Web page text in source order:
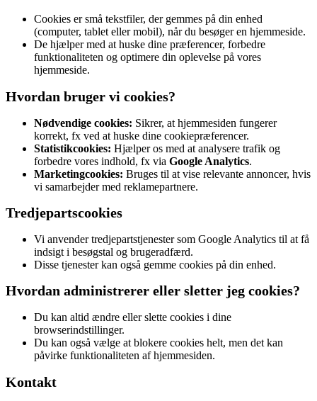
Cookies er små tekstfiler, der gemmes på din enhed
(computer, tablet eller mobil), når du besøger en hjemmeside.
De hjælper med at huske dine præferencer, forbedre
funktionaliteten og optimere din oplevelse på vores
hjemmeside.
Hvordan bruger vi cookies?
Nødvendige cookies: Sikrer, at hjemmesiden fungerer
korrekt, fx ved at huske dine cookiepræferencer.
Statistikcookies: Hjælper os med at analysere trafik og
forbedre vores indhold, fx via Google Analytics.
Marketingcookies: Bruges til at vise relevante annoncer, hvis
vi samarbejder med reklamepartnere.
Tredjepartscookies
Vi anvender tredjepartstjenester som Google Analytics til at få
indsigt i besøgstal og brugeradfærd.
Disse tjenester kan også gemme cookies på din enhed.
Hvordan administrerer eller sletter jeg cookies?
Du kan altid ændre eller slette cookies i dine
browserindstillinger.
Du kan også vælge at blokere cookies helt, men det kan
påvirke funktionaliteten af hjemmesiden.
Kontakt